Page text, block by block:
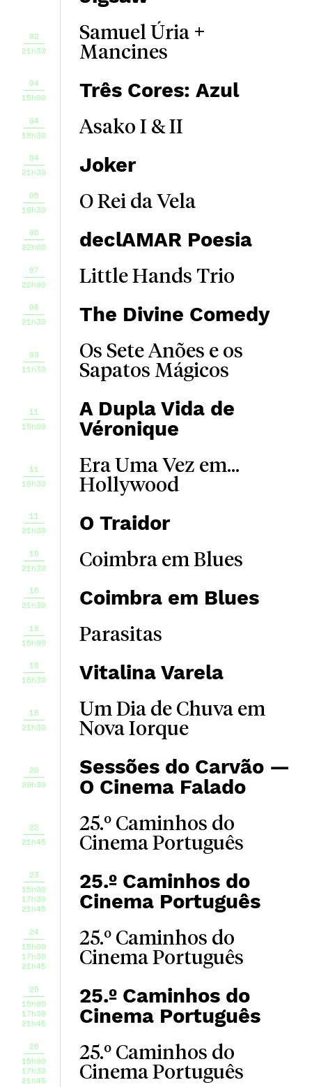
02
21h30
Samuel Úria +
Mancines
04
15h00
Três Cores: Azul
04
18h30
Asako I & II
04
21h30
Joker
05
18h30
O Rei da Vela
06
22h00
declAMAR Poesia
07
22h00
Little Hands Trio
08
21h30
The Divine Comedy
09
11h30
Os Sete Anões e os
Sapatos Mágicos
11
15h00
A Dupla Vida de
Véronique
11
18h30
Era Uma Vez em...
Hollywood
11
21h30
O Traidor
15
21h30
Coimbra em Blues
16
21h30
Coimbra em Blues
18
15h00
Parasitas
18
18h30
Vitalina Varela
18
21h30
Um Dia de Chuva em
Nova Iorque
20
20h30
Sessões do Carvão —
O Cinema Falado
22
21h45
25.º Caminhos do
Cinema Português
23
15h00
17h30
21h45
25.º Caminhos do
Cinema Português
24
15h00
17h30
21h45
25.º Caminhos do
Cinema Português
25
15h00
17h30
21h45
25.º Caminhos do
Cinema Português
26
15h00
17h30
21h45
25.º Caminhos do
Cinema Português